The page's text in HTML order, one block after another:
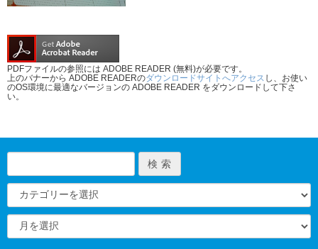
PDFファイルの参照には ADOBE READER (無料)が必要です。
上のバナーから ADOBE READERのダウンロードサイトへアクセス し、お使い
のOS環境に最適なバージョンの ADOBE READER をダウンロードして下さ
い。